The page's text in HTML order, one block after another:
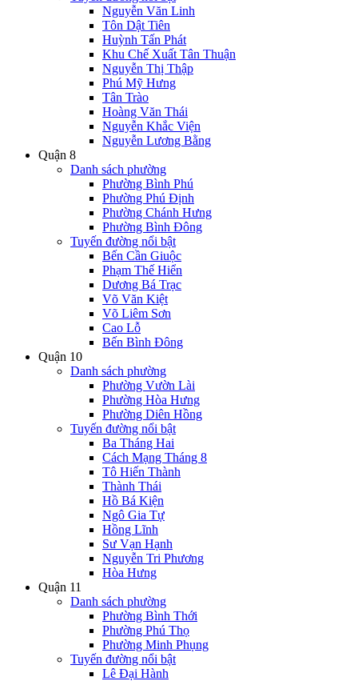
Nguyễn Văn Linh
Tôn Dật Tiên
Huỳnh Tấn Phát
Khu Chế Xuất Tân Thuận
Nguyễn Thị Thập
Phú Mỹ Hưng
Tân Trào
Hoàng Văn Thái
Nguyễn Khắc Viện
Nguyễn Lương Bằng
Quận 8
Danh sách phường
Phường Bình Phú
Phường Phú Định
Phường Chánh Hưng
Phường Bình Đông
Tuyến đường nổi bật
Bến Cần Giuộc
Phạm Thế Hiển
Dương Bá Trạc
Võ Văn Kiệt
Võ Liêm Sơn
Cao Lỗ
Bến Bình Đông
Quận 10
Danh sách phường
Phường Vườn Lài
Phường Hòa Hưng
Phường Diên Hồng
Tuyến đường nổi bật
Ba Tháng Hai
Cách Mạng Tháng 8
Tô Hiến Thành
Thành Thái
Hồ Bá Kiện
Ngô Gia Tự
Hồng Lĩnh
Sư Vạn Hạnh
Nguyễn Tri Phương
Hòa Hưng
Quận 11
Danh sách phường
Phường Bình Thới
Phường Phú Thọ
Phường Minh Phụng
Tuyến đường nổi bật
Lê Đại Hành